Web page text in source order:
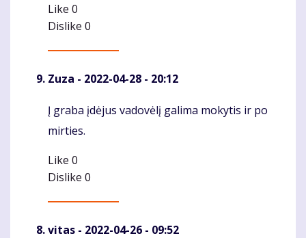
Like 0
Dislike 0
Zuza - 2022-04-28 - 20:12
Komentaras
Į graba įdėjus vadovėlį galima mokytis ir po
mirties.
Like 0
Dislike 0
vitas - 2022-04-26 - 09:52